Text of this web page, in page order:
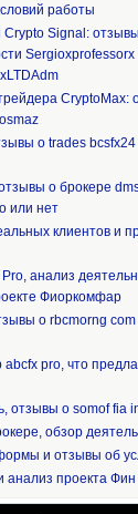
работы
Signal:
CryptoMax:
о trades
о брокере
или нет
клиентов и
анализ
Фиоркомфар
о rbcmorng
pro, что
отзывы о somof fia
обзор
и отзывы об
анализ проекта